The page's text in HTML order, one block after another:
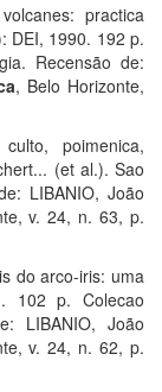
practica
DEI, 1990. 192 p.
Recensão de:
, Belo Horizonte,
poimenica,
(et al.). Sao
LIBANIO, João
v. 24, n. 63, p.
do arco-iris: uma
102 p. Colecao
LIBANIO, João
v. 24, n. 62, p.